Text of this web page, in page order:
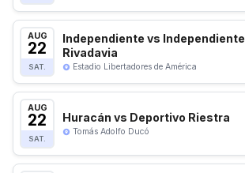
AUG
22
SAT.
Independiente vs Independiente
Rivadavia
Estadio Libertadores de América
AUG
22
SAT.
Huracán vs Deportivo Riestra
Tomás Adolfo Ducó